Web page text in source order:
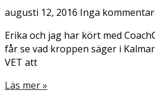
augusti 12, 2016 Inga
Erika och jag har kört med
får se vad kroppen säger i
VET att
Läs mer »